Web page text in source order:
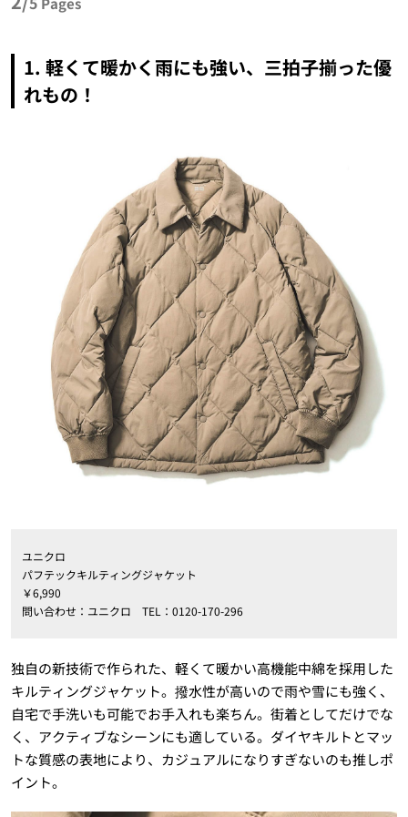
1. 軽くて暖かく雨にも強い、三拍子揃った優
れもの！
ユニクロ
パフテックキルティングジャケット
￥6,990
問い合わせ：ユニクロ TEL：0120-170-296
独自の新技術で作られた、軽くて暖かい高機能中綿を採用した
キルティングジャケット。撥水性が高いので雨や雪にも強く、
自宅で手洗いも可能でお手入れも楽ちん。街着としてだけでな
く、アクティブなシーンにも適している。ダイヤキルトとマッ
トな質感の表地により、カジュアルになりすぎないのも推しポ
イント。